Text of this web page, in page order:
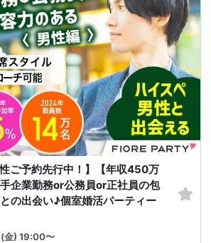
性ご予約先行中！】【年収450万
企業勤務or公務員or正社員の包
の出会い♪個室婚活パーティー
金) 19:00〜